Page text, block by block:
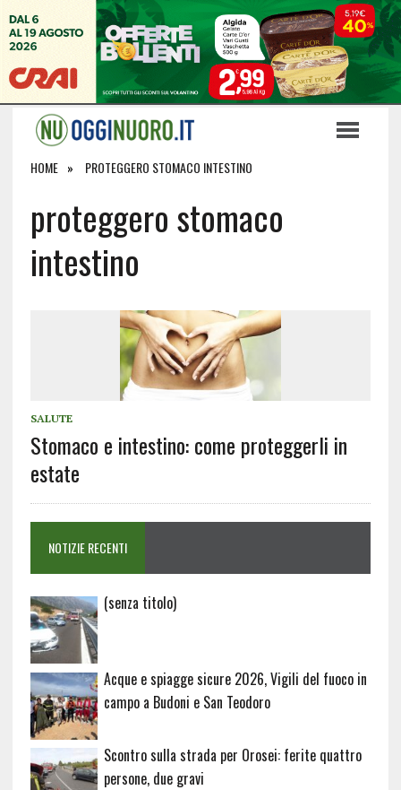
HOME PROTEGGERO STOMACO INTESTINO
proteggero stomaco
intestino
SALUTE
Stomaco e intestino: come proteggerli in
estate
NOTIZIE RECENTI
(senza titolo)Articolo
Acque e spiagge sicure 2026, Vigili del fuoco in
campo a Budoni e San Teodoro
Scontro sulla strada per Orosei: ferite quattro
persone, due gravi